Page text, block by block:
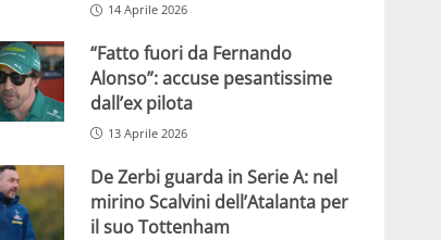
14 Aprile 2026
“Fatto fuori da Fernando
Alonso”: accuse pesantissime
dall’ex pilota
13 Aprile 2026
De Zerbi guarda in Serie A: nel
mirino Scalvini dell’Atalanta per
il suo Tottenham